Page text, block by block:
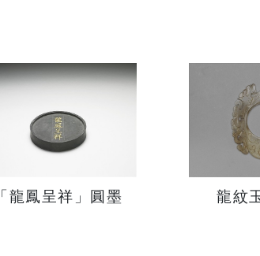
「龍鳳呈祥」圓墨 龍紋